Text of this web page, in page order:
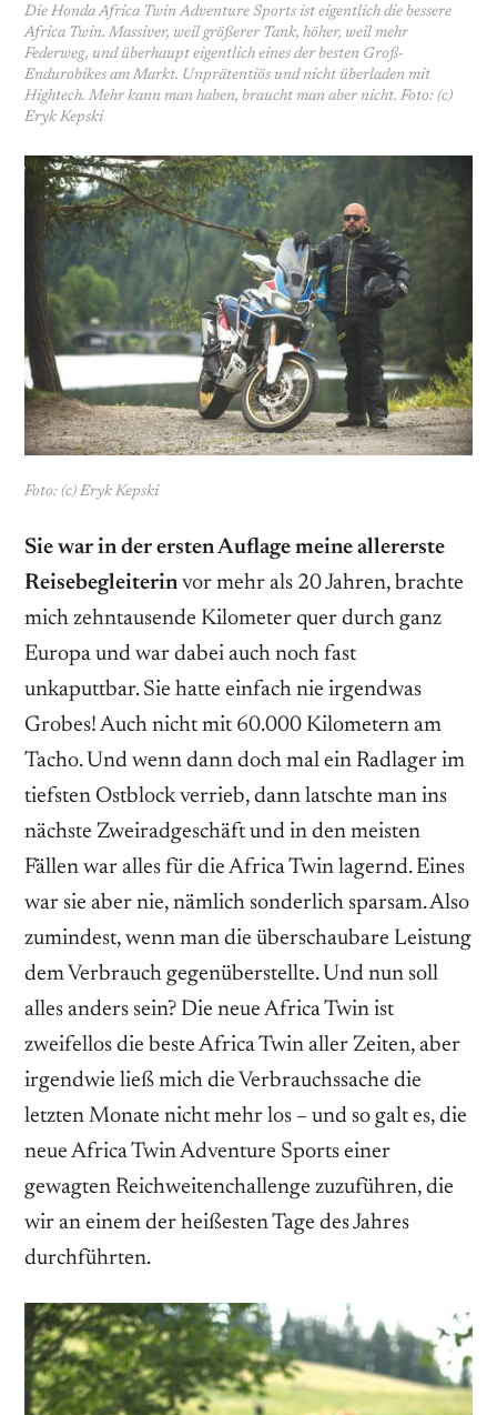
Die Honda Africa Twin Adventure Sports ist eigentlich die bessere
Africa Twin. Massiver, weil größerer Tank, höher, weil mehr
Federweg, und überhaupt eigentlich eines der besten Groß-
Endurobikes am Markt. Unprätentiös und nicht überladen mit
Hightech. Mehr kann man ­haben, braucht man aber nicht. Foto: (c)
Eryk Kepski
Foto: (c) Eryk Kepski
Sie war in der ersten Auflage meine allererste
Reisebegleiterinvor mehr als 20 Jahren, brachte
mich zehntausende Kilometer quer durch ganz
Europa und war dabei auch noch fast
unkaputtbar. Sie hatte einfach nie irgendwas
Grobes! Auch nicht mit 60.000 Kilometern am
Tacho. Und wenn dann doch mal ein Radlager im
tiefsten Ostblock verrieb, dann latschte man ins
nächste Zweiradgeschäft und in den meisten
Fällen war alles für die Africa Twin ­lagernd. Eines
war sie aber nie, nämlich sonderlich sparsam. Also
zumindest, wenn man die überschaubare Leistung
dem ­Verbrauch gegenüberstellte. Und nun soll
alles anders sein? Die neue Africa Twin ist
zweifellos die beste Africa Twin aller ­Zeiten, aber
irgendwie ließ mich die Verbrauchssache die
letzten Monate nicht mehr los – und so galt es, die
neue Africa Twin ­Adventure Sports einer
gewagten Reichweitenchallenge zuzuführen, die
wir an einem der heißesten Tage des Jahres
durchführten.